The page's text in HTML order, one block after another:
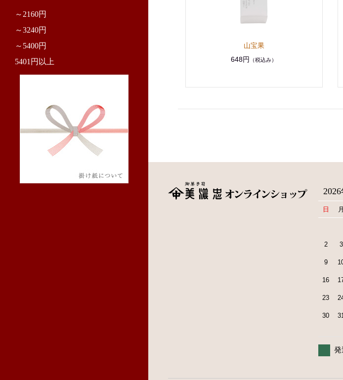
～2160円
～3240円
～5400円
5401円以上
山宝果
648円
（税込み）
2026
日 月
2 3
9
16
23
30
発